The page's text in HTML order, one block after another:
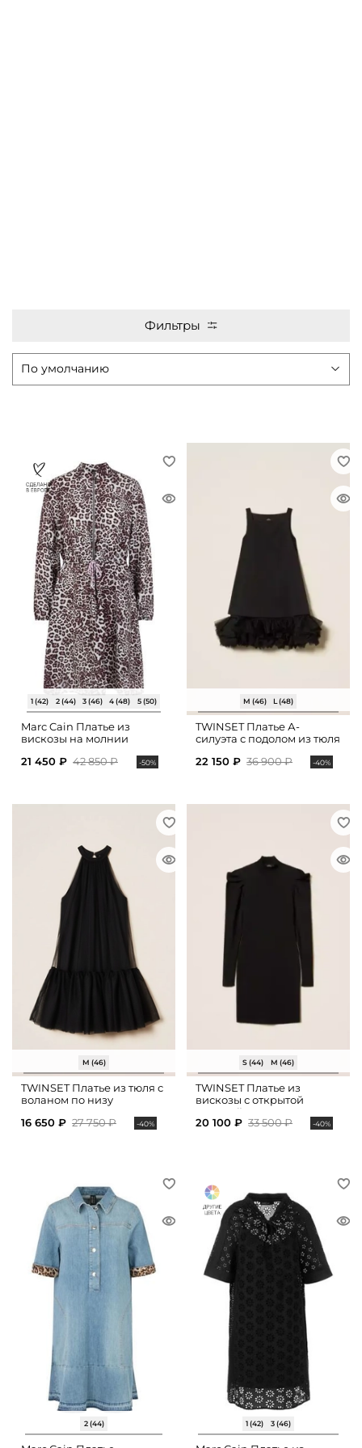
Фильтры
1 (42) 2 (44) 3 (46) 4 (48) 5 (50)
Marc Cain Платье из
вискозы на молнии
21 450 ₽ 42 850 ₽ -50%
M (46) L (48)
TWINSET Платье А-
силуэта с подолом из тюля
22 150 ₽ 36 900 ₽ -40%
M (46)
TWINSET Платье из тюля с
воланом по низу
16 650 ₽ 27 750 ₽ -40%
S (44) M (46)
TWINSET Платье из
вискозы с открытой
спинкой
20 100 ₽ 33 500 ₽ -40%
2 (44) 1 (42) 3 (46)